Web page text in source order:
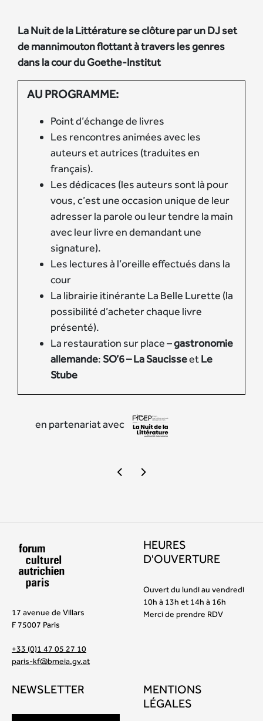
La Nuit de la Littérature se clôture par un DJ set
de mannimouton flottant à travers les genres
dans la cour du Goethe-Institut
​AU PROGRAMME:
Point d’échange de livres
Les rencontres animées avec les
auteurs et autrices (traduites en
français).
Les dédicaces (les auteurs sont là pour
vous, c’est une occasion unique de leur
adresser la parole ou leur tendre la main
avec leur livre en demandant une
signature).
Les lectures à l’oreille effectués dans la
cour
La librairie itinérante La Belle Lurette (la
possibilité d’acheter chaque livre
présenté).
La restauration sur place –gastronomie
allemande:SO’6 – La SaucisseetLe
Stube
en partenariat avec
17 avenue de Villars
F 75007 Paris
+33 (0)1 47 05 27 10
paris-kf@bmeia.gv.at
HEURES
D'OUVERTURE
Ouvert du lundi au vendredi
10h à 13h et 14h à 16h
Merci de prendre RDV
NEWSLETTER
MENTIONS
LÉGALES